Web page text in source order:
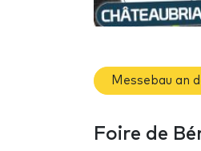
Messebau an
Foire de